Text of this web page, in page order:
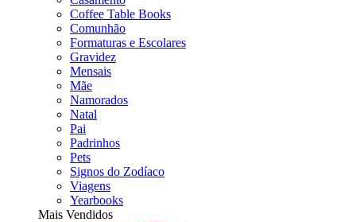
Coffee Table Books
Comunhão
Formaturas e Escolares
Gravidez
Mensais
Mãe
Namorados
Natal
Pai
Padrinhos
Pets
Signos do Zodíaco
Viagens
Yearbooks
Mais Vendidos